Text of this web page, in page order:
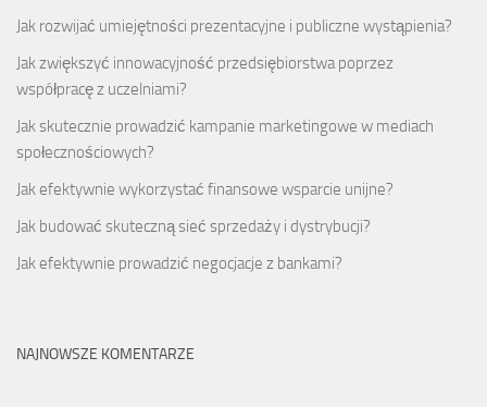
Jak rozwijać umiejętności prezentacyjne i publiczne wystąpienia?
Jak zwiększyć innowacyjność przedsiębiorstwa poprzez
współpracę z uczelniami?
Jak skutecznie prowadzić kampanie marketingowe w mediach
społecznościowych?
Jak efektywnie wykorzystać finansowe wsparcie unijne?
Jak budować skuteczną sieć sprzedaży i dystrybucji?
Jak efektywnie prowadzić negocjacje z bankami?
NAJNOWSZE KOMENTARZE